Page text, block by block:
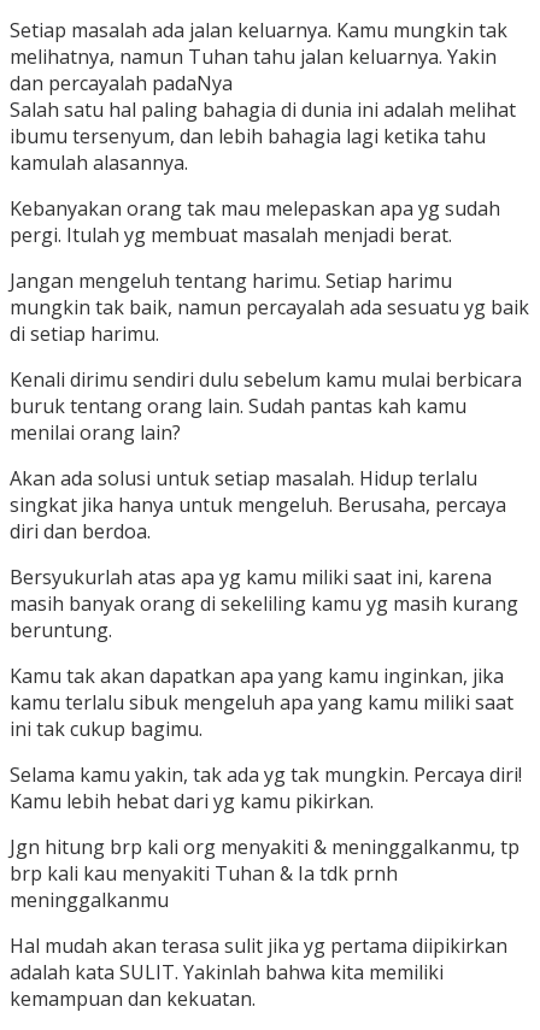
Setiap masalah ada jalan keluarnya. Kamu mungkin tak
melihatnya, namun Tuhan tahu jalan keluarnya. Yakin
dan percayalah padaNya
Salah satu hal paling bahagia di dunia ini adalah melihat
ibumu tersenyum, dan lebih bahagia lagi ketika tahu
kamulah alasannya.
Kebanyakan orang tak mau melepaskan apa yg sudah
pergi. Itulah yg membuat masalah menjadi berat.
Jangan mengeluh tentang harimu. Setiap harimu
mungkin tak baik, namun percayalah ada sesuatu yg baik
di setiap harimu.
Kenali dirimu sendiri dulu sebelum kamu mulai berbicara
buruk tentang orang lain. Sudah pantas kah kamu
menilai orang lain?
Akan ada solusi untuk setiap masalah. Hidup terlalu
singkat jika hanya untuk mengeluh. Berusaha, percaya
diri dan berdoa.
Bersyukurlah atas apa yg kamu miliki saat ini, karena
masih banyak orang di sekeliling kamu yg masih kurang
beruntung.
Kamu tak akan dapatkan apa yang kamu inginkan, jika
kamu terlalu sibuk mengeluh apa yang kamu miliki saat
ini tak cukup bagimu.
Selama kamu yakin, tak ada yg tak mungkin. Percaya diri!
Kamu lebih hebat dari yg kamu pikirkan.
Jgn hitung brp kali org menyakiti & meninggalkanmu, tp
brp kali kau menyakiti Tuhan & Ia tdk prnh
meninggalkanmu
Hal mudah akan terasa sulit jika yg pertama diipikirkan
adalah kata SULIT. Yakinlah bahwa kita memiliki
kemampuan dan kekuatan.